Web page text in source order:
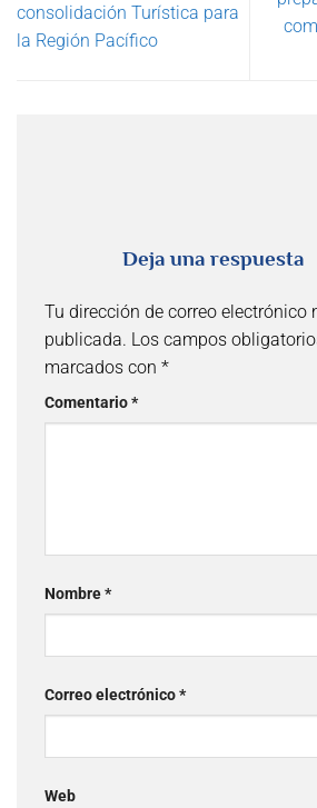
consolidación Turística para
la Región Pacífico
Deja una respuesta
Tu dirección de correo electrónico
publicada. Los campos
marcados con *
Comentario*
Nombre*
Correo electrónico*
Web